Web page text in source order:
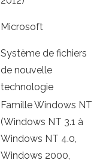
Microsoft
Système de fichiers
de nouvelle
technologie
Famille Windows NT
(Windows NT 3.1 à
Windows NT 4.0,
Windows 2000,